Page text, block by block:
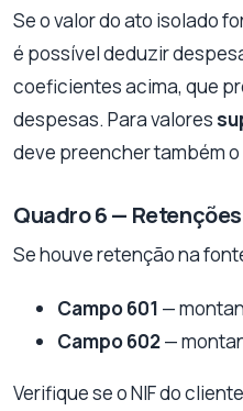
Se o valor do ato isolado
é possível deduzir
coeficientes acima, que
despesas. Para valores
deve preencher também o
Quadro 6 —
Se houve retenção na
Campo 601 —
Campo 602—
Verifique se o NIF do